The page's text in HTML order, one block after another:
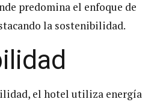
predomina el enfoque de
la sostenibilidad.
el hotel utiliza energía